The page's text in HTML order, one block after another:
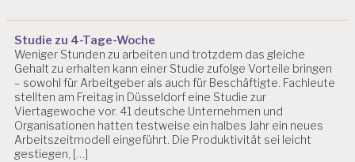
Studie zu 4-Tage-Woche
Weniger Stunden zu arbeiten und trotzdem das gleiche
Gehalt zu erhalten kann einer Studie zufolge Vorteile bringen
– sowohl für Arbeitgeber als auch für Beschäftigte. Fachleute
stellten am Freitag in Düsseldorf eine Studie zur
Viertagewoche vor. 41 deutsche Unternehmen und
Organisationen hatten testweise ein halbes Jahr ein neues
Arbeitszeitmodell eingeführt. Die Produktivität sei leicht
gestiegen, […]